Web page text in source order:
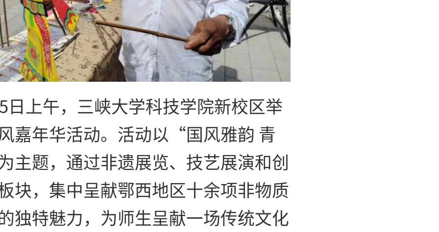
日上午，三峡大学科技学院新校区举
嘉年华活动。活动以“国风雅韵 青
主题，通过非遗展览、技艺展演和创
块，集中呈献鄂西地区十余项非物质
独特魅力，为师生呈献一场传统文化